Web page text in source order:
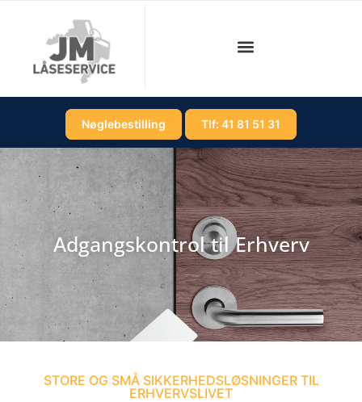
Nøglebestilling Tlf: 41 81 51 31
Adgangskontrol til Erhverv
STORE OG SMÅ SIKKERHEDSLØSNINGER TIL
ERHVERVSLIVET